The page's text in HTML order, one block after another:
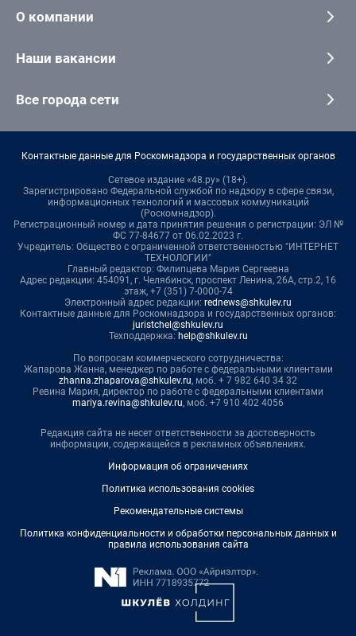
О компании
Наши вакансии
Все города сети
Контактные данные для Роскомнадзора и государственных органов
Сетевое издание «48.ру» (18+).
Зарегистрировано Федеральной службой по надзору в сфере связи,
информационных технологий и массовых коммуникаций
(Роскомнадзор).
Регистрационный номер и дата принятия решения о регистрации: ЭЛ №
ФС 77-84677 от 06.02.2023 г.
Учредитель: Общество с ограниченной ответственностью "ИНТЕРНЕТ
ТЕХНОЛОГИИ"
Главный редактор: Филипцева Мария Сергеевна
Адрес редакции: 454091, г. Челябинск, проспект Ленина, 26А, стр.2, 16
этаж, +7 (351) 7-0000-74
Электронный адрес редакции: rednews@shkulev.ru
Контактные данные для Роскомнадзора и государственных органов:
juristchel@shkulev.ru
Техподдержка: help@shkulev.ru
По вопросам коммерческого сотрудничества:
Жапарова Жанна, менеджер по работе с федеральными клиентами
zhanna.zhaparova@shkulev.ru, моб. + 7 982 640 34 32
Ревина Мария, директор по работе с федеральными клиентами
mariya.revina@shkulev.ru, моб. +7 910 402 4056
Редакция сайта не несет ответственности за достоверность
информации, содержащейся в рекламных объявлениях.
Информация об ограничениях
Политика использования cookies
Рекомендательные системы
Политика конфиденциальности и обработки персональных данных и
правила использования сайта